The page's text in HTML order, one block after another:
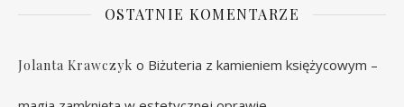
OSTATNIE KOMENTARZE
Jolanta Krawczyk o Biżuteria z kamieniem księżycowym –